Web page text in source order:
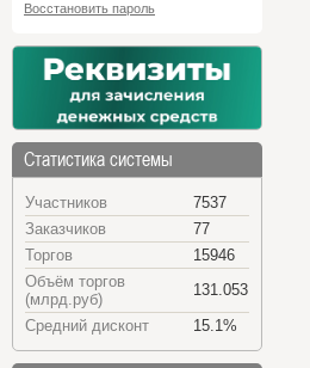
Восстановить пароль
Статистика системы
Участников
7537
Заказчиков
77
Торгов
15946
Объём торгов
(млрд.руб)
131.053
Средний дисконт
15.1%